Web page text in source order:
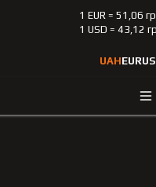
1 EUR = 51,06
1 USD = 43,12
UAHEUR
та захист